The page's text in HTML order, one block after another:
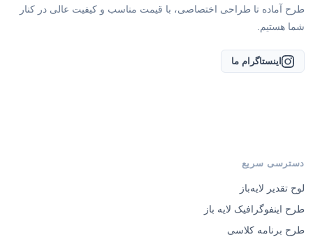
طرح آماده تا طراحی اختصاصی، با قیمت مناسب و کیفیت عالی در کنار
شما هستیم.
اینستاگرام ما
دسترسی سریع
لوح تقدیر لایه‌باز
طرح اینفوگرافیک لایه باز
طرح برنامه کلاسی